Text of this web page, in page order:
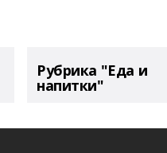
Рубрика "Еда и
напитки"